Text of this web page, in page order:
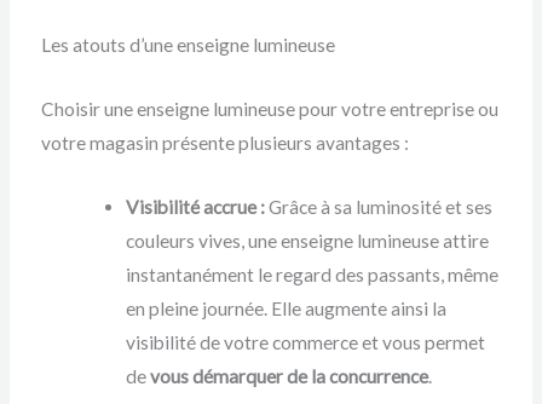
Les atouts d’une enseigne lumineuse
Choisir une enseigne lumineuse pour votre entreprise ou
votre magasin présente plusieurs avantages :
Visibilité accrue :Grâce à sa luminosité et ses
couleurs vives, une enseigne lumineuse attire
instantanément le regard des passants, même
en pleine journée. Elle augmente ainsi la
visibilité de votre commerce et vous permet
devous démarquer de la concurrence.